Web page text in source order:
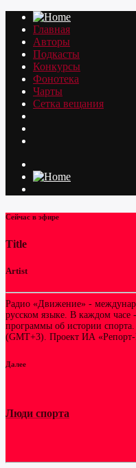
Главная
Авторы
Подкасты
Конкурсы
Фонотека
Чарты
Сетка вещания
Сейчас в эфире
Title
Artist
Радио «Движение» -
русском языке. В каждом часе
программы об истории
(GMT+3). Проект ИА
Далее
Люди спорта